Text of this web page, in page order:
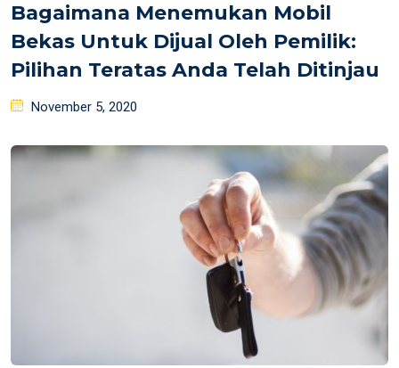
Bagaimana Menemukan Mobil
Bekas Untuk Dijual Oleh Pemilik:
Pilihan Teratas Anda Telah Ditinjau
Posted
November 5, 2020